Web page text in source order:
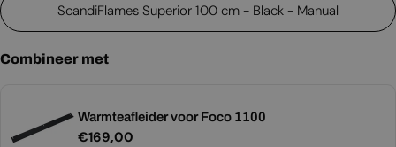
ScandiFlames Superior 100 cm - Black - Manual
Combineer met
Warmteafleider voor Foco 1100
Normale
€169,00